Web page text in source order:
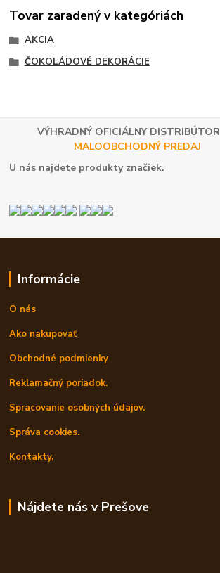
Tovar zaradený v kategóriách
AKCIA
ČOKOLÁDOVÉ DEKORÁCIE
VÝHRADNÝ OFICIÁLNY DISTRIBÚTOR
MALOOBCHODNÝ PREDAJ
U nás najdete produkty značiek.
Informácie
O nás
Ako nakupovať
Obchodné podmienky
Reklamačný poriadok.
Spracovanie osobných údajov.
Správa cookies.
Kontakty.
Nájdete nás v Prešove